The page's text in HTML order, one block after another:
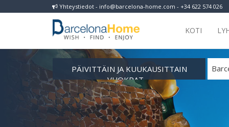
Yhteystiedot - info@barcelona-home.com - +34 622 574 026
KOTI
PÄIVITTÄIN JA KUUKAUSITTAIN
VUOKRAT